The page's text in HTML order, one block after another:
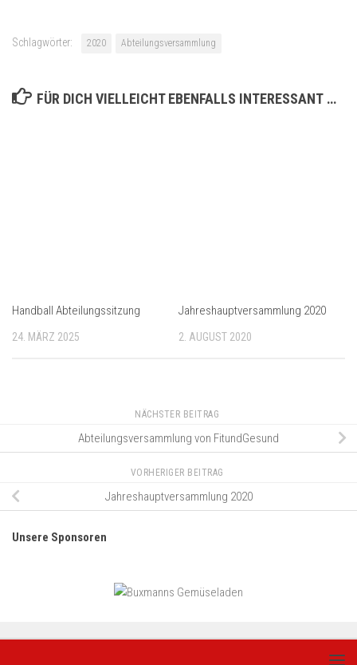
Schlagwörter: 2020 Abteilungsversammlung
FÜR DICH VIELLEICHT EBENFALLS INTERESSANT …
Handball Abteilungssitzung
24. MÄRZ 2025
Jahreshauptversammlung 2020
2. AUGUST 2020
NÄCHSTER BEITRAG
Abteilungsversammlung von FitundGesund
VORHERIGER BEITRAG
Jahreshauptversammlung 2020
Unsere Sponsoren